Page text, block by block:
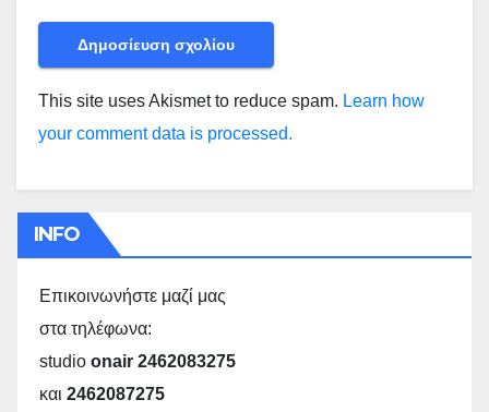
This site uses Akismet to reduce spam. Learn how
your comment data is processed.
INFO
Επικοινωνήστε μαζί μας
στα τηλέφωνα:
studio onair 2462083275
και 2462087275